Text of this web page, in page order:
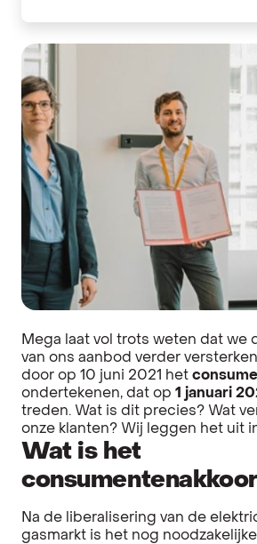
Mega laat vol trots weten dat we
van ons aanbod verder
door op 10 juni 2021 het
ondertekenen, dat op 1 januari
treden. Wat is dit precies? Wat
onze klanten? Wij leggen het uit
Wat is het
Na de liberalisering van de
gasmarkt is het nog